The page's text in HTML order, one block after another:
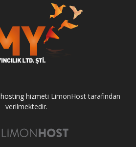
hosting hizmeti LimonHost tarafından
verilmektedir.